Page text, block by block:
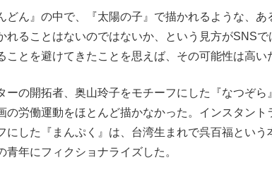
ん』の中で、『太陽の子』で描かれるような、あ
れることはないのではないか、という見方がSNS
ことを避けてきたことを思えば、その可能性は高い
の開拓者、奥山玲子をモチーフにした『なつぞら
の労働運動をほとんど描かなかった。インスタン
にした『まんぷく』は、台湾生まれで呉百福とい
青年にフィクショナライズした。